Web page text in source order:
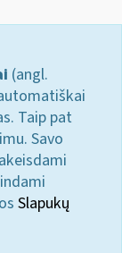
(angl.
Taip pat
Savo
Slapukų